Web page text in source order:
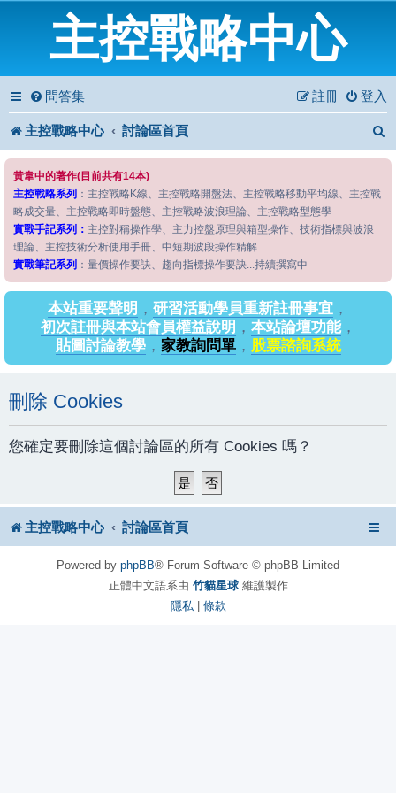
主控戰略中心
問答集 登入
註冊
主控戰略中心 討論區首頁
黃韋中的著作(目前共有14本)
主控戰略系列 ：主控戰略K線、主控戰略開盤法、主控戰略移動平均線、主控戰
略成交量、主控戰略即時盤態、主控戰略波浪理論、主控戰略型態學
實戰手記系列： 主控對稱操作學、主力控盤原理與箱型操作、技術指標與波浪
理論、主控技術分析使用手冊、中短期波段操作精解
實戰筆記系列 ：量價操作要訣、趨向指標操作要訣...持續撰寫中
本站重要聲明 ， 研習活動學員重新註冊事宜 ，
初次註冊與本站會員權益說明 ， 本站論壇功能，
貼圖討論教學， 家教詢問單， 股票諮詢系統
刪除 Cookies
您確定要刪除這個討論區的所有 Cookies 嗎？
主控戰略中心 討論區首頁
Powered by phpBB® Forum Software © phpBB Limited
正體中文語系由 竹貓星球維護製作
隱私| 條款